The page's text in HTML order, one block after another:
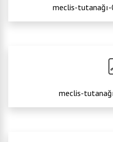
meclis-
meclis-